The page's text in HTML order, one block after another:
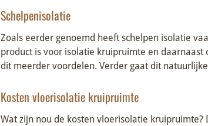
Schelpenisolatie
Zoals eerder genoemd heeft schelpen isolatie
product is voor isolatie kruipruimte en
dit meerder voordelen. Verder gaat dit
Kosten vloerisolatie kruipruimte
Wat zijn nou de kosten vloerisolatie